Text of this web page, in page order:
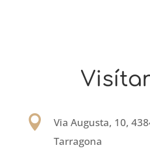

Via Augusta, 10,
Tarragona